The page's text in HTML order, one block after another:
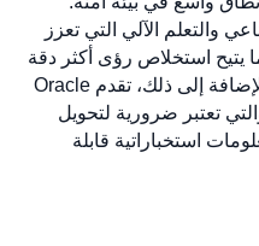
والتعلم الآلي التي تعزز
يتيح استخلاص رؤى أكثر دقة
من البيانات الجغرافية المكانية. بالإضافة إلى ذلك، تقدم Oracle
تعتبر ضرورية لتحويل
استخباراتية قابلة